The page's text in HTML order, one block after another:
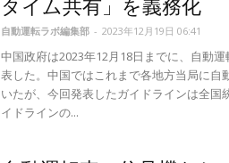
タイム共有」を義務化
自動運転ラボ編集部 - 2023年12月19日 06:41
中国政府は2023年12月18日までに、自動
表した。中国ではこれまで各地方当局に自
いたが、今回発表したガイドラインは全国
イドラインの...